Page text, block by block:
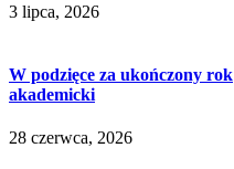
3 lipca, 2026
W podzięce za ukończony rok
akademicki
28 czerwca, 2026